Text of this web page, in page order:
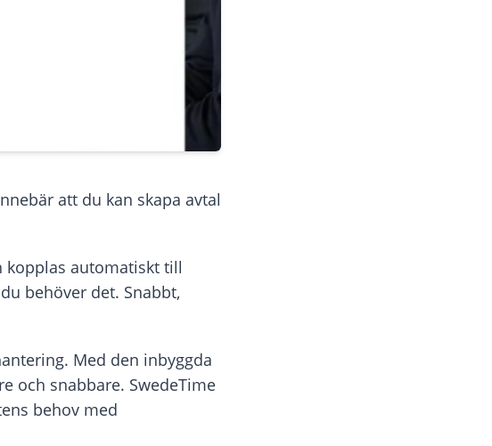
att du kan skapa avtal
kopplas automatiskt till
behöver det. Snabbt,
Med den inbyggda
och snabbare. SwedeTime
behov med